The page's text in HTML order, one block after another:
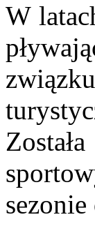
W